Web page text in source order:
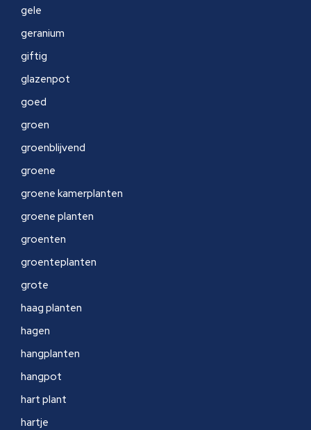
gele
geranium
giftig
glazenpot
goed
groen
groenblijvend
groene
groene kamerplanten
groene planten
groenten
groenteplanten
grote
haag planten
hagen
hangplanten
hangpot
hart plant
hartje